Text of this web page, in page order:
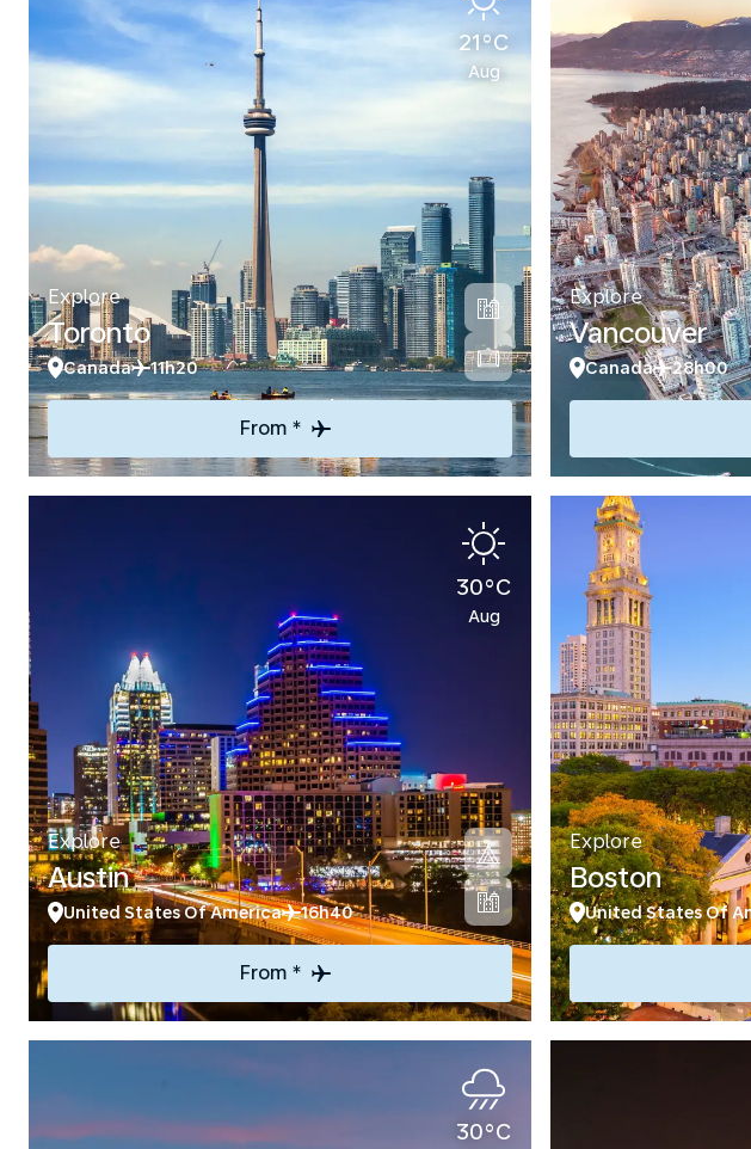
21°C
Aug
Explore
Toronto
Canada 11h20
From *
Explore
Vancouver
Canada 28h00
30°C
Aug
Explore
Austin
United States Of America 16h40
From *
Explore
Boston
United States Of
30°C